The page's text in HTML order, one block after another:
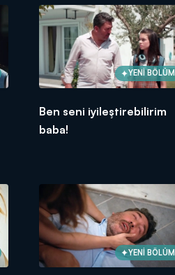
YENİ BÖLÜM
Ben seni iyileştirebilirim
baba!
YENİ BÖLÜM